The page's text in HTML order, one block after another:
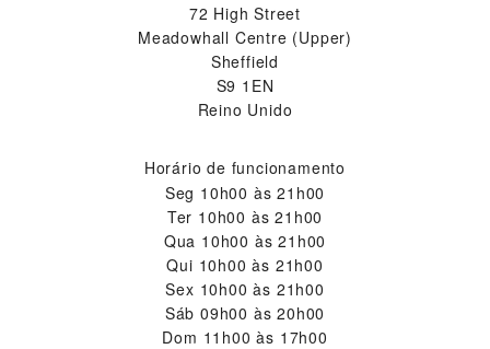
72 High Street
Meadowhall Centre (Upper)
Sheffield
S9 1EN
Reino Unido
Horário de funcionamento
Seg 10h00 às 21h00
Ter 10h00 às 21h00
Qua 10h00 às 21h00
Qui 10h00 às 21h00
Sex 10h00 às 21h00
Sáb 09h00 às 20h00
Dom 11h00 às 17h00